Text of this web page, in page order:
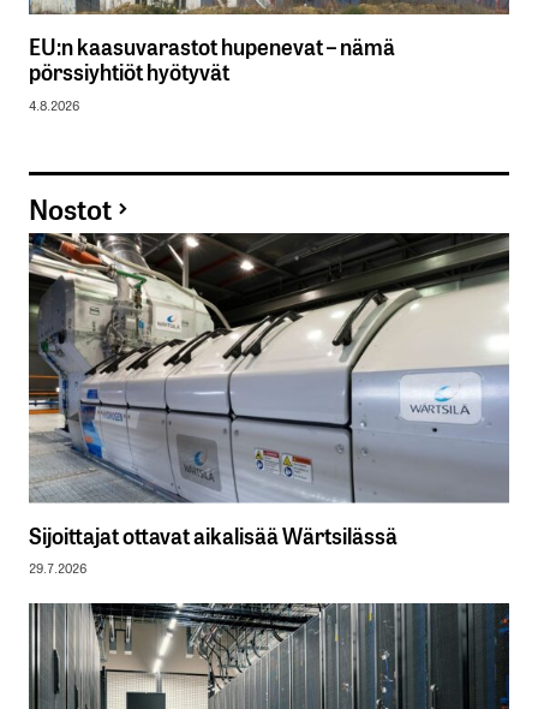
EU:n kaasuvarastot hupenevat – nämä
pörssiyhtiöt hyötyvät
4.8.2026
Nostot
Sijoittajat ottavat aikalisää Wärtsilässä
29.7.2026